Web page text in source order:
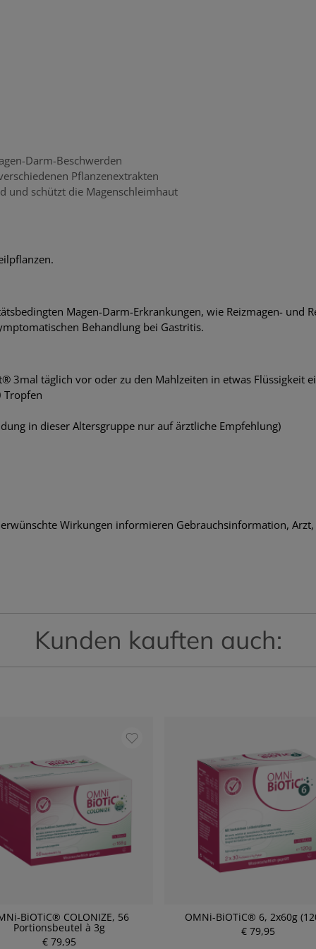
Darm-Beschwerden
Pflanzenextrakten
und schützt die Magenschleimhaut
Magen-Darm-Erkrankungen, wie Reizmagen- und
Behandlung bei Gastritis.
3mal täglich vor oder zu den Mahlzeiten in etwas Flüssigkeit
Tropfen
in dieser Altersgruppe nur auf ärztliche Empfehlung)
Wirkungen informieren Gebrauchsinformation,
Kunden kauften auch:
BiOTiC® COLONIZE, 56
Portionsbeutel à 3g
€ 79,95
OMNi-BiOTiC® 6, 2x60g
€ 79,95
P